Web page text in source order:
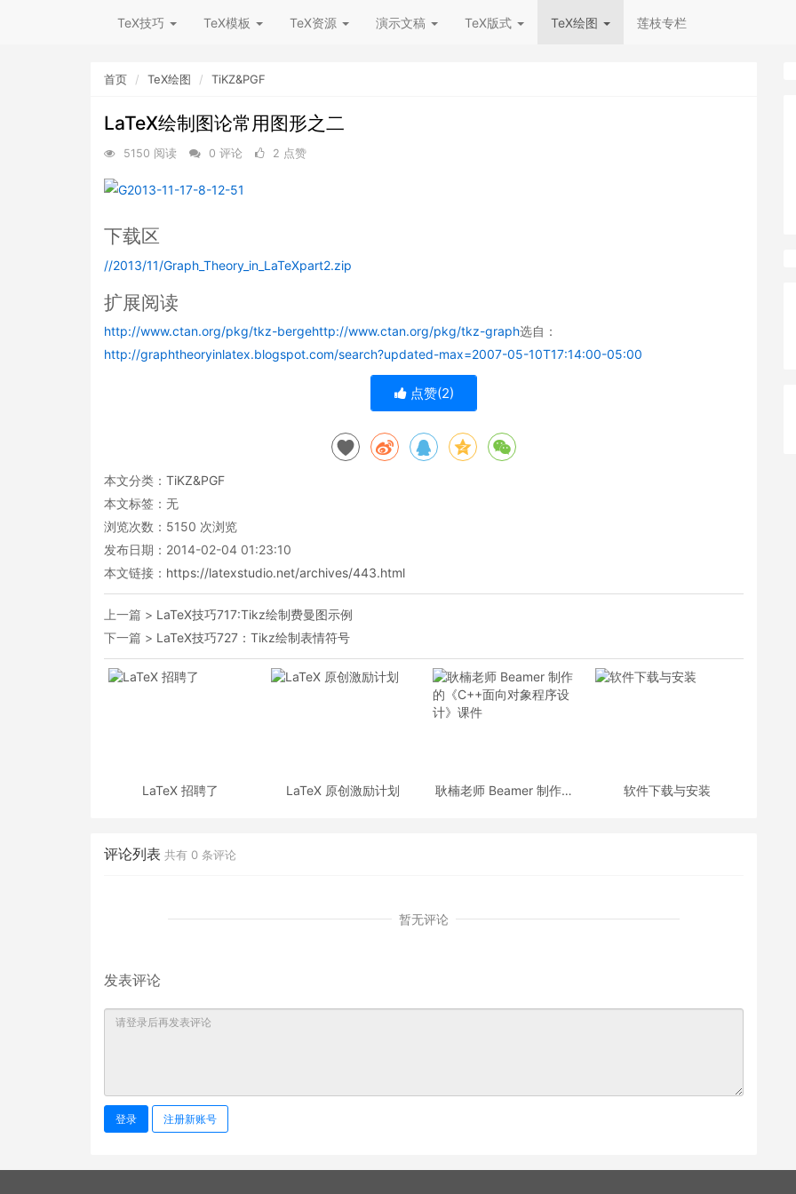
TeX技巧 TeX模板 TeX资源 演示文稿 TeX版式 TeX绘图 莲枝专栏
首页 TeX绘图 TiKZ&PGF
LaTeX绘制图论常用图形之二
5150 阅读 0 评论 2 点赞
下载区
//2013/11/Graph_Theory_in_LaTeXpart2.zip
扩展阅读
http://www.ctan.org/pkg/tkz-bergehttp://www.ctan.org/pkg/tkz-graph选自：
http://graphtheoryinlatex.blogspot.com/search?updated-max=2007-05-10T17:14:00-05:00
点赞(2)
本文分类： TiKZ&PGF
本文标签：无
浏览次数： 5150 次浏览
发布日期：2014-02-04 01:23:10
本文链接： https://latexstudio.net/archives/443.html
上一篇 > LaTeX技巧717:Tikz绘制费曼图示例
下一篇 > LaTeX技巧727：Tikz绘制表情符号
LaTeX 招聘了 LaTeX 原创激励计划
耿楠老师 Beamer 制作的
软件下载与安装
评论列表 共有 0 条评论
暂无评论
发表评论
登录 注册新账号